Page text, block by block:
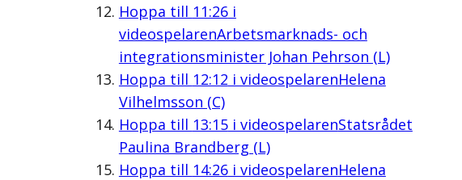
Hoppa till 11:26i
videospelarenArbetsmarknads- och
integrationsminister Johan Pehrson (L)
Hoppa till 12:12 i videospelarenHelena
Vilhelmsson (C)
Hoppa till 13:15i videospelarenStatsrådet
Paulina Brandberg (L)
Hoppa till 14:26i videospelarenHelena